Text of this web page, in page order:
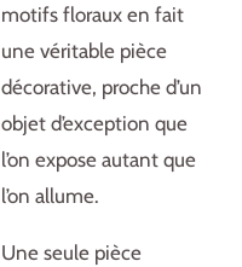
motifs floraux en fait
une véritable pièce
décorative, proche d’un
objet d’exception que
l’on expose autant que
l’on allume.
Une seule pièce